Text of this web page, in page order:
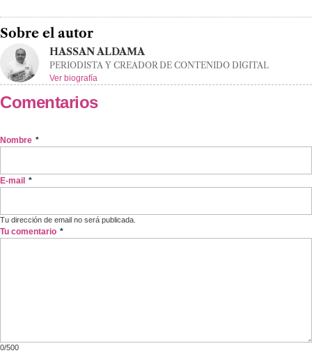
Sobre el autor
HASSAN ALDAMA
PERIODISTA Y CREADOR DE CONTENIDO DIGITAL
Ver biografía
Comentarios
Nombre *
E-mail *
Tu dirección de email no será publicada.
Tu comentario *
0/500